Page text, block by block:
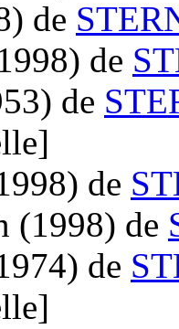
de
de
de
de
(1998) de
de